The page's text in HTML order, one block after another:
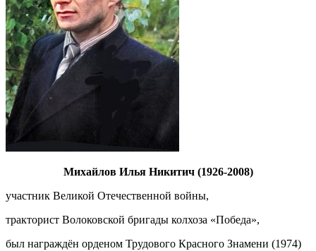
Михайлов Илья Никитич (1926-2008)
участник Великой Отечественной войны,
тракторист Волоковской бригады колхоза «Победа»,
был награждён орденом Трудового Красного Знамени (1974)